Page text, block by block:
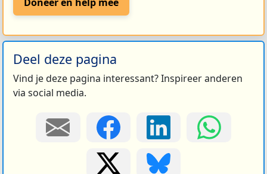
Deel deze pagina
Vind je deze pagina interessant? Inspireer anderen
via social media.